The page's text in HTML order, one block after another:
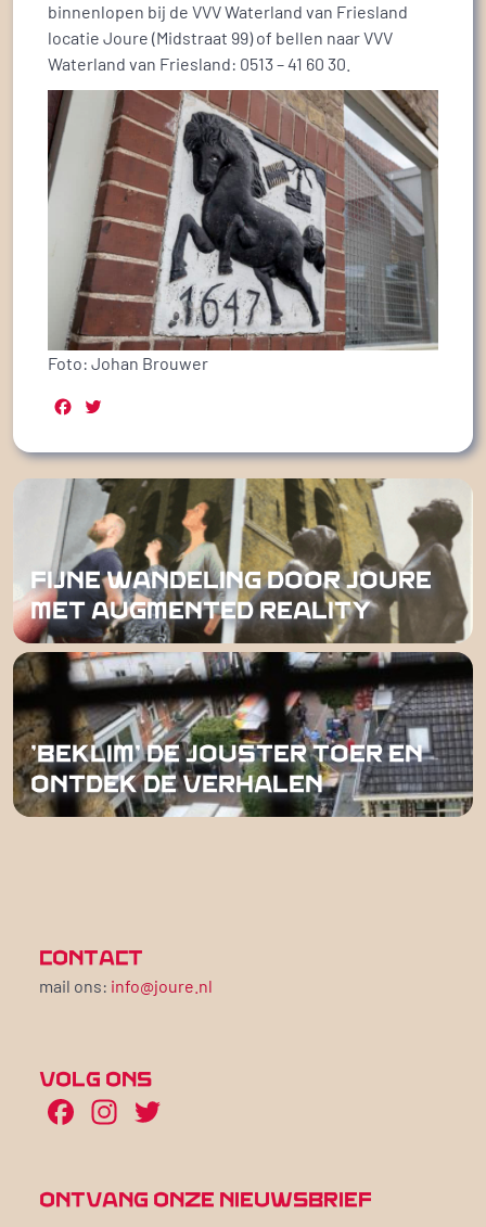
binnenlopen bij de VVV Waterland van Friesland
locatie Joure (Midstraat 99) of bellen naar VVV
Waterland van Friesland: 0513 – 41 60 30.
Foto: Johan Brouwer
Facebook
FIJNE WANDELING DOOR JOURE
MET AUGMENTED REALITY
'BEKLIM' DE JOUSTER TOER EN
ONTDEK DE VERHALEN
CONTACT
mail ons: info@joure.nl
VOLG ONS
Facebook
Instagram
ONTVANG ONZE NIEUWSBRIEF